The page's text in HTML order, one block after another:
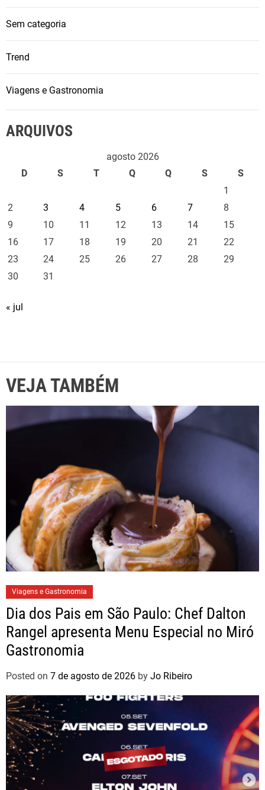
Sem categoria
Trend
Viagens e Gastronomia
ARQUIVOS
agosto 2026
D
S T Q Q S
S
1
2
3 4 5 6 7
8
9
10 11 12 13 14
15
16
17 18 19 20 21
22
23
24 25 26 27 28
29
30
31
« jul
VEJA TAMBÉM
Viagens e Gastronomia
Dia dos Pais em São Paulo: Chef Dalton
Rangel apresenta Menu Especial no Miró
Gastronomia
Posted on 7 de agosto de 2026 by Jo Ribeiro